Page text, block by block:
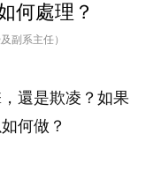
何處理？
副系主任）
還是欺凌？如果
何做？